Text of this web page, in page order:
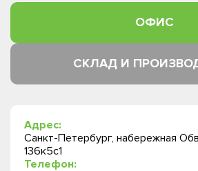
ОФИС
СКЛАД И
Адрес:
Санкт-Петербург, набережная
136к5с1
Телефон: